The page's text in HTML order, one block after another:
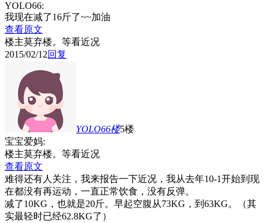
YOLO66:
我现在减了16斤了~~加油
查看原文
楼主莫弃楼。等看近况
2015/02/12回复
YOLO66楼5楼
宝宝爱妈:
楼主莫弃楼。等看近况
查看原文
难得还有人关注，我来报告一下近况，我从去年10-1开始到现
在都没有再运动，一直正常饮食，没有反弹。
减了10KG，也就是20斤。早起空腹从73KG，到63KG。（其
实最轻时已经62.8KG了）